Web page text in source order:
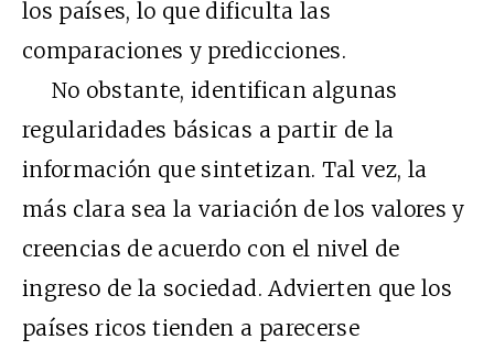
los países, lo que dificulta las
comparaciones y predicciones.
No obstante, identifican algunas
regularidades básicas a partir de la
información que sintetizan. Tal vez, la
más clara sea la variación de los valores y
creencias de acuerdo con el nivel de
ingreso de la sociedad. Advierten que los
países ricos tienden a parecerse